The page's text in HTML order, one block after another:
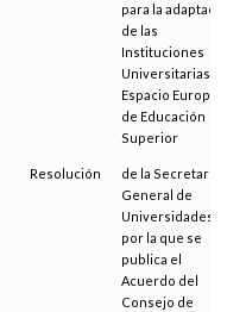
para la adaptación
de las
Instituciones
Universitarias al
Espacio Europeo
de Educación
Superior
Resolución
de la Secretaría
General de
Universidades,
por la que se
publica el
Acuerdo del
Consejo de